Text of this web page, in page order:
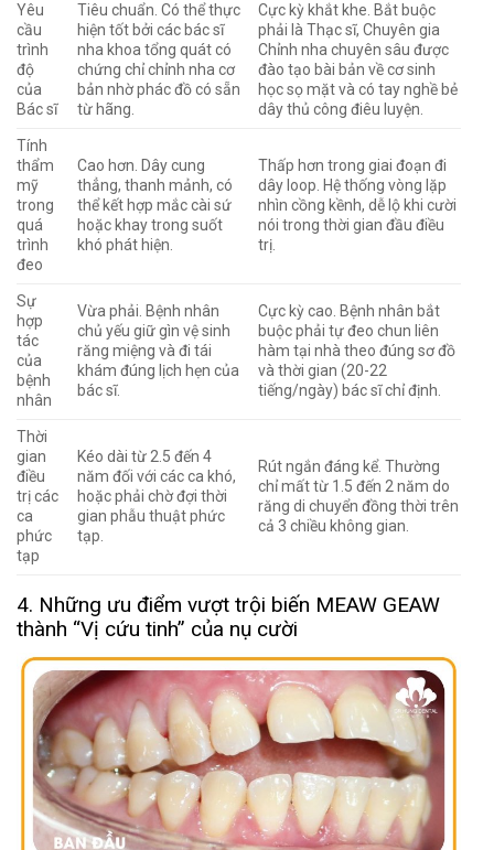
Yêu
cầu
trình
độ
của
Bác sĩ
Tiêu chuẩn. Có thể thực
hiện tốt bởi các bác sĩ
nha khoa tổng quát có
chứng chỉ chỉnh nha cơ
bản nhờ phác đồ có sẵn
từ hãng.
Cực kỳ khắt khe. Bắt buộc
phải là Thạc sĩ, Chuyên gia
Chỉnh nha chuyên sâu được
đào tạo bài bản về cơ sinh
học sọ mặt và có tay nghề bẻ
dây thủ công điêu luyện.
Tính
thẩm
mỹ
trong
quá
trình
đeo
Cao hơn. Dây cung
thẳng, thanh mảnh, có
thể kết hợp mắc cài sứ
hoặc khay trong suốt
khó phát hiện.
Thấp hơn trong giai đoạn đi
dây loop. Hệ thống vòng lặp
nhìn cồng kềnh, dễ lộ khi cười
nói trong thời gian đầu điều
trị.
Sự
hợp
tác
của
bệnh
nhân
Vừa phải. Bệnh nhân
chủ yếu giữ gìn vệ sinh
răng miệng và đi tái
khám đúng lịch hẹn của
bác sĩ.
Cực kỳ cao. Bệnh nhân bắt
buộc phải tự đeo chun liên
hàm tại nhà theo đúng sơ đồ
và thời gian (20-22
tiếng/ngày) bác sĩ chỉ định.
Thời
gian
điều
trị các
ca
phức
tạp
Kéo dài từ 2.5 đến 4
năm đối với các ca khó,
hoặc phải chờ đợi thời
gian phẫu thuật phức
tạp.
Rút ngắn đáng kể. Thường
chỉ mất từ 1.5 đến 2 năm do
răng di chuyển đồng thời trên
cả 3 chiều không gian.
4. Những ưu điểm vượt trội biến MEAW GEAW
thành “Vị cứu tinh” của nụ cười